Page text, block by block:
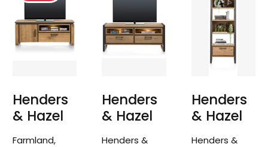
Henders
& Hazel
Farmland,
Henders
& Hazel
Henders &
Henders
& Hazel
Henders &